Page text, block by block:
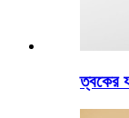
ত্বকের